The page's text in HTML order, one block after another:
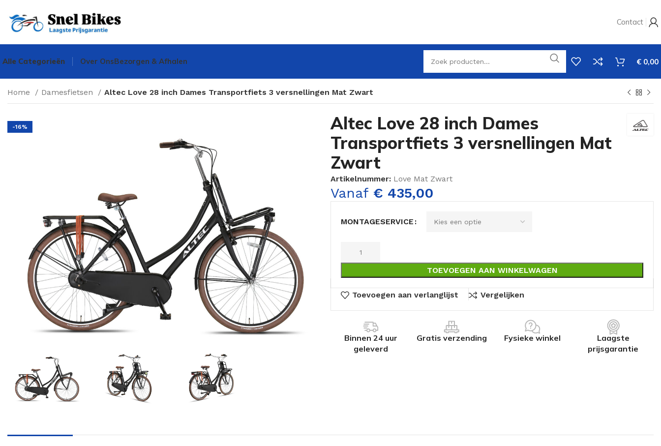
Contact
Alle Categorieën Over OnsBezorgen & Afhalen € 0,00
Home Damesfietsen Altec Love 28 inch Dames Transportfiets 3 versnellingen Mat Zwart
-16%
Altec Love 28 inch Dames
Transportfiets 3 versnellingen Mat
Zwart
Artikelnummer: Love Mat Zwart
Vanaf € 435,00
MONTAGESERVICE
TOEVOEGEN AAN WINKELWAGEN
Toevoegen aan verlanglijst Vergelijken
Binnen 24 uur
geleverd
Gratis verzending Fysieke winkel
Laagste
prijsgarantie